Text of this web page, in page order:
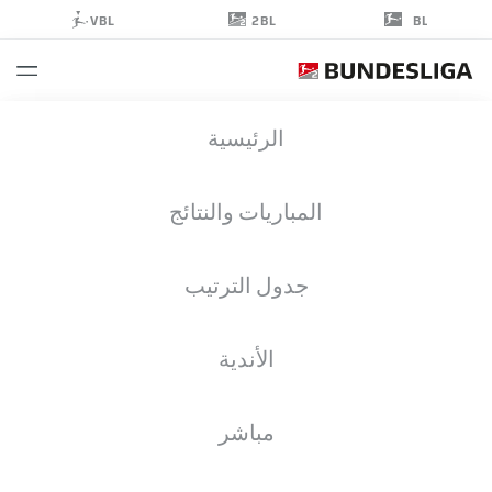
BL
2BL
VBL
الرئيسية
المباريات والنتائج
جدول الترتيب
الأندية
مباشر